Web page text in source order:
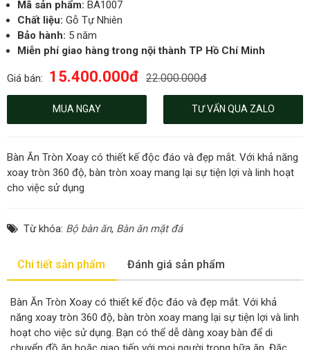
Mã sản phẩm: BA1007
Chất liệu: Gỗ Tự Nhiên
Bảo hành: 5 năm
Miễn phí giao hàng trong nội thành TP Hồ Chí Minh
Giá bán: 15.400.000đ 22.000.000đ
MUA NGAY TƯ VẤN QUA ZALO
Bàn Ăn Tròn Xoay có thiết kế độc đáo và đẹp mắt. Với khả năng
xoay tròn 360 độ, bàn tròn xoay mang lại sự tiện lợi và linh hoạt
cho việc sử dụng
Từ khóa: Bộ bàn ăn, Bàn ăn mặt đá
Chi tiết sản phẩm Đánh giá sản phẩm
Bàn Ăn Tròn Xoay có thiết kế độc đáo và đẹp mắt. Với khả
năng xoay tròn 360 độ, bàn tròn xoay mang lại sự tiện lợi và linh
hoạt cho việc sử dụng. Bạn có thể dễ dàng xoay bàn để di